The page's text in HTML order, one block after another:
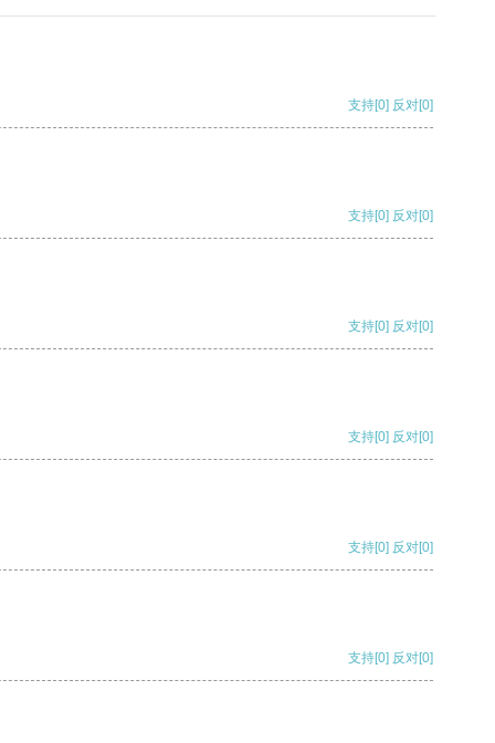
支持[0] 反对[0]
支持[0] 反对[0]
支持[0] 反对[0]
支持[0] 反对[0]
支持[0] 反对[0]
支持[0] 反对[0]